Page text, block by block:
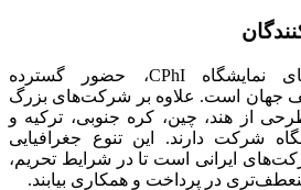
یکی از مهم‌ترین مزایای نمایشگاه CPhI، حضور گسترده
جهان است. علاوه بر شرکت‌های بزرگ
از هند، چین، کره جنوبی، ترکیه و
شرکت دارند. این تنوع جغرافیایی
ایرانی است تا در شرایط تحریم،
در پرداخت و همکاری بیابند.